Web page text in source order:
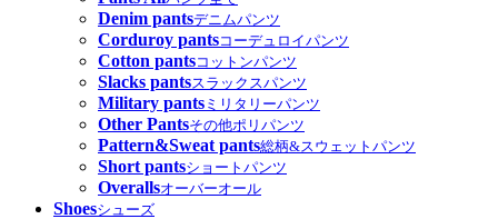
Denim pantsデニムパンツ
Corduroy pantsコーデュロイパンツ
Cotton pantsコットンパンツ
Slacks pantsスラックスパンツ
Military pants ミリタリーパンツ
Other Pantsその他ポリパンツ
Pattern&Sweat pants総柄&スウェットパンツ
Short pantsショートパンツ
Overallsオーバーオール
Shoesシューズ